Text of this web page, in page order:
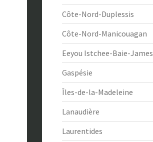
Côte-Nord-Duplessis
Côte-Nord-Manicouagan
Eeyou Istchee-Baie-James
Gaspésie
Îles-de-la-Madeleine
Lanaudière
Laurentides